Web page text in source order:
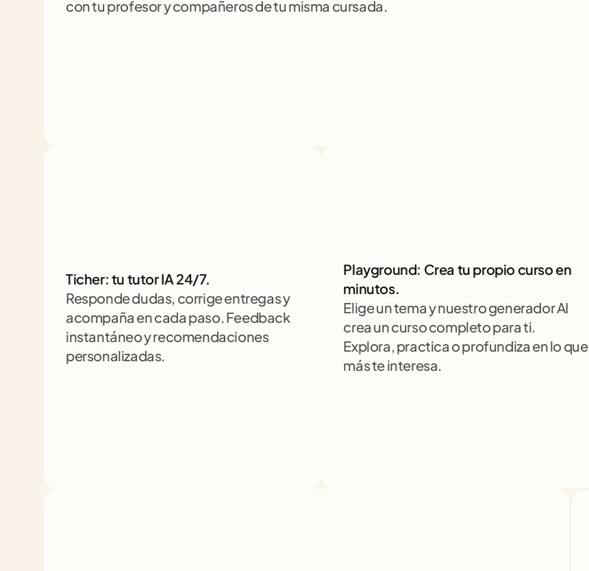
con tu profesor y compañeros de tu misma cursada.
Ticher: tu tutor IA 24/7.
Responde dudas, corrige entregas y
acompaña en cada paso. Feedback
instantáneo y recomendaciones
personalizadas.
Playground: Crea tu propio curso en
minutos.
Elige un tema y nuestro generador AI
crea un curso completo para ti.
Explora, practica o profundiza en lo que
más te interesa.